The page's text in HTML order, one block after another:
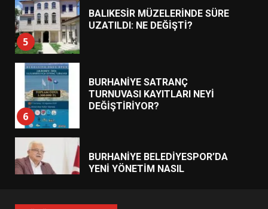
5
DEĞİŞTİRİYOR?
7
ŞEKİLLENDİ?